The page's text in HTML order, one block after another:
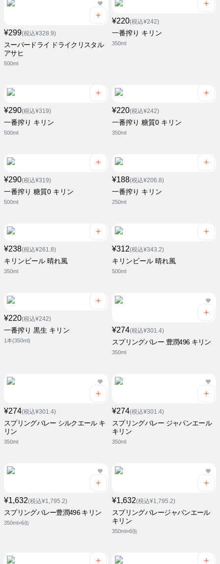
¥299(税込¥328.9)
スーパードライ ドライクリスタル
アサヒ
500ml
¥220(税込¥242)
一番搾り キリン
350ml
¥290(税込¥319)
一番搾り キリン
500ml
¥220(税込¥242)
一番搾り 糖質0 キリン
350ml
¥290(税込¥319)
一番搾り 糖質0 キリン
500ml
¥188(税込¥206.8)
一番搾り キリン
250ml
¥238(税込¥261.8)
キリンビール 晴れ風
350ml
¥312(税込¥343.2)
キリンビール 晴れ風
500ml
¥220(税込¥242)
一番搾り 黒生 キリン
1本(350ml)
¥274(税込¥301.4)
スプリングバレー 豊潤496 キリン
350ml
¥274(税込¥301.4)
スプリングバレー シルクエール キ
リン
350ml
¥274(税込¥301.4)
スプリングバレー ジャパンエール
キリン
350ml
¥1,632(税込¥1,795.2)
スプリングバレー豊潤496 キリン
350ml×6缶
¥1,632(税込¥1,795.2)
スプリングバレージャパンエール
キリン
350ml×6缶